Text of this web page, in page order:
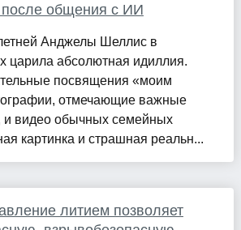
после общения с ИИ
Анджелы Шеллис в
царила абсолютная идиллия.
посвящения «моим
отмечающие важные
и видео обычных семейных
картинка и страшная реальн...
литием позволяет